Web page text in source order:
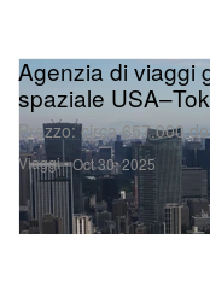
Viaggi
Agenzia di viaggi
spaziale
Prezzo: circa 657.000
Oct 30, 2025